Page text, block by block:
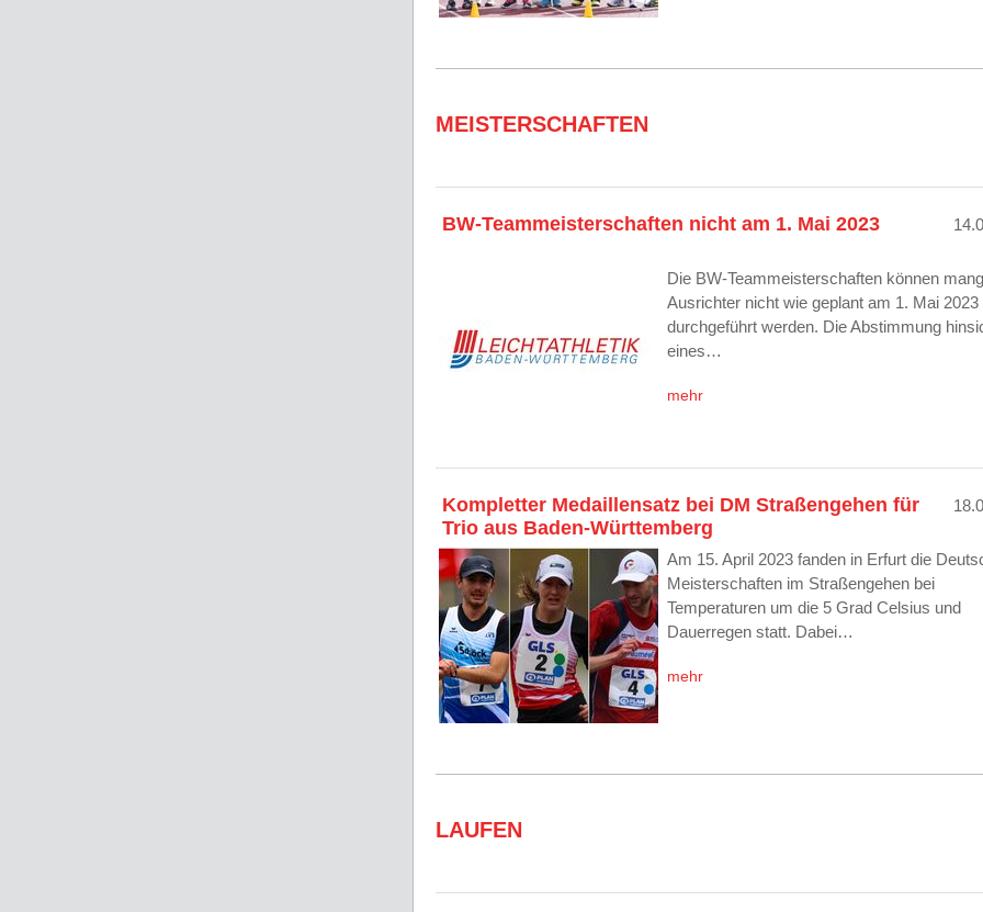
MEISTERSCHAFTEN
BW-Teammeisterschaften nicht am 1. Mai 2023
Die BW-Teammeisterschaften können
Ausrichter nicht wie geplant am 1. Mai 2023
durchgeführt werden. Die Abstimmung
eines…
mehr
Kompletter Medaillensatz bei DM Straßengehen für
Trio aus Baden-Württemberg
Am 15. April 2023 fanden in Erfurt die
Meisterschaften im Straßengehen bei
Temperaturen um die 5 Grad Celsius und
Dauerregen statt. Dabei…
mehr
LAUFEN